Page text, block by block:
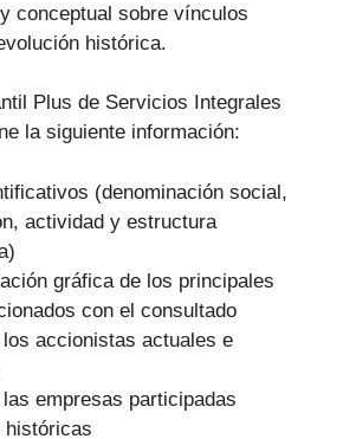
conceptual sobre vínculos
histórica.
Plus de Servicios Integrales
la siguiente información:
(denominación social,
actividad y estructura
gráfica de los principales
con el consultado
los accionistas actuales e
empresas participadas
históricas